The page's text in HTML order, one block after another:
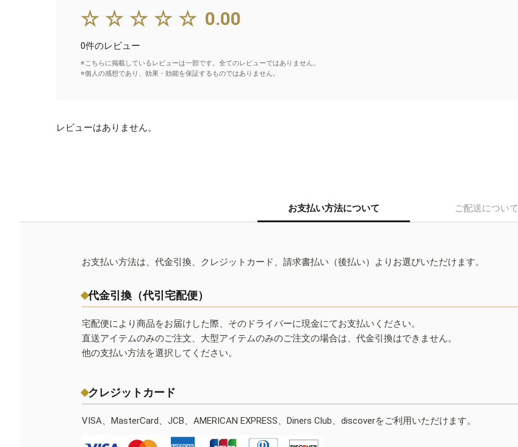
☆☆☆☆☆ 0.00
0件のレビュー
※こちらに掲載しているレビューは一部です。全てのレビューではありません。
※個人の感想であり、効果・効能を保証するものではありません。
レビューはありません。
お支払い方法について ご配送について
お支払い方法は、代金引換、クレジットカード、請求書払い（後払い）よりお選びいただけます。
代金引換（代引宅配便）
宅配便により商品をお届けした際、そのドライバーに現金にてお支払いください。
直送アイテムのみのご注文、大型アイテムのみのご注文の場合は、代金引換はできません。
他の支払い方法を選択してください。
クレジットカード
VISA、MasterCard、JCB、AMERICAN EXPRESS、Diners Club、discoverをご利用いただけます。